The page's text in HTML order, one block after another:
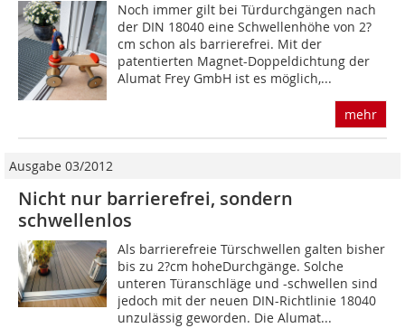
Noch immer gilt bei Türdurchgängen nach
der DIN 18040 eine Schwellenhöhe von 2?
cm schon als barrierefrei. Mit der
patentierten Magnet-Doppeldichtung der
Alumat Frey GmbH ist es möglich,...
mehr
Ausgabe 03/2012
Nicht nur barrierefrei, sondern
schwellenlos
Als barrierefreie Türschwellen galten bisher
bis zu 2?cm hoheDurchgänge. Solche
unteren Türanschläge und -schwellen sind
jedoch mit der neuen DIN-Richtlinie 18040
unzulässig geworden. Die Alumat...